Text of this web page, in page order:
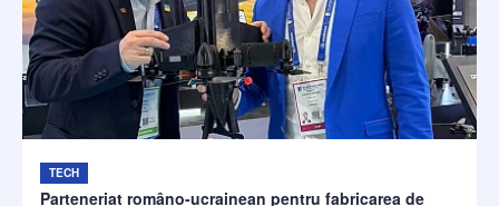
TECH
Parteneriat româno-ucrainean pentru fabricarea de